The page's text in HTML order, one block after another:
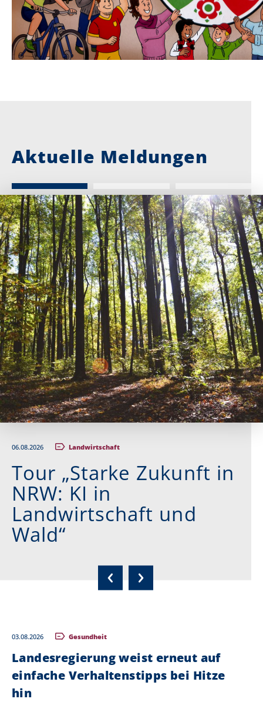
Aktuelle Meldungen
06.08.2026 Landwirtschaft
Tour „Starke Zukunft in
NRW: KI in
Landwirtschaft und
Wald“
03.08.2026 Gesundheit
Landesregierung weist erneut auf
einfache Verhaltenstipps bei Hitze
hin